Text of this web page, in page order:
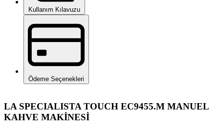
Kullanım Kılavuzu
Ödeme Seçenekleri
LA SPECIALISTA TOUCH EC9455.M MANUEL
KAHVE MAKİNESİ